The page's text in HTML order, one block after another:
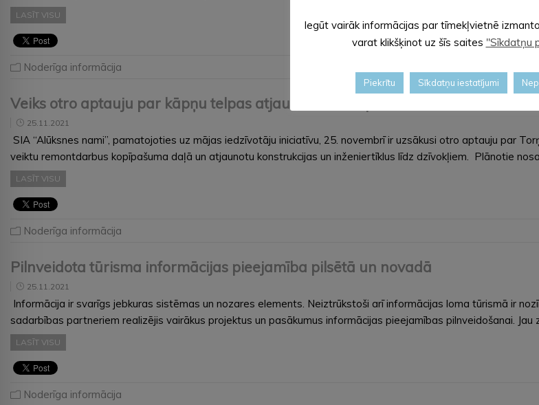
LASĪT VISU
Noderīga informācija
Veiks otro aptauju par kāpņu telpas atjaunošanai nepieciešamo aizdevumu
25.11.2021
SIA “Alūksnes nami”, pamatojoties uz mājas iedzīvotāju iniciatīvu, 25. novembrī ir uzsākusi otro aptauju par
veiktu remontdarbus kopīpašuma daļā un atjaunotu konstrukcijas un inženiertīklus līdz dzīvokļiem. Plānotie
LASĪT VISU
Noderīga informācija
Pilnveidota tūrisma informācijas pieejamība pilsētā un novadā
25.11.2021
Informācija ir svarīgs jebkuras sistēmas un nozares elements. Neiztrūkstoši arī informācijas loma tūrismā ir
sadarbības partneriem realizējis vairākus projektus un pasākumus informācijas pieejamības pilnveidošanai.
LASĪT VISU
Noderīga informācija
Iegūt vairāk informācijas par tīmekļvietnē
varat klikšķinot uz šīs saites "Sīkdatņu
Piekrītu Sīkdatņu iestatījumi